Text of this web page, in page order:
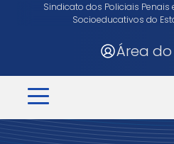
Sindicato dos Policiais Penais
Socioeducativos do
Área